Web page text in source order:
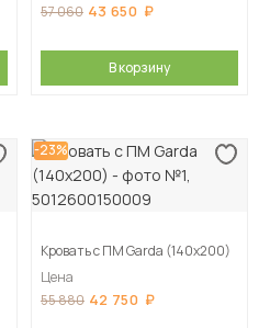
57 060 43 650
В корзину
-23%
Кровать с ПМ Garda (140х200)
Цена
55 880 42 750